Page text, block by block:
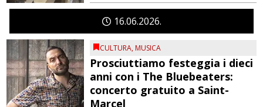
1606 2026
CULTURA, MUSICA
Prosciuttiamo festeggia i dieci
anni con i The Bluebeaters:
concerto gratuito a Saint-
Marcel